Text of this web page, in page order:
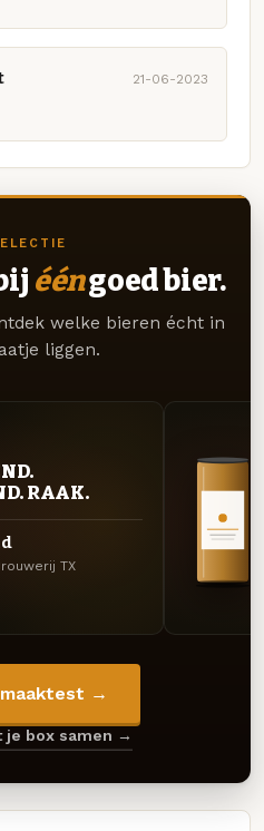
21-06-2023
ééngoed bier.
welke bieren écht in
liggen.
RAAK.
TX
→
je box samen →